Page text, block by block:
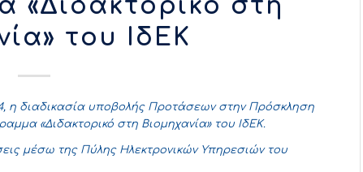
«Διδακτορικό στη
του ΙδΕΚ
η διαδικασία υποβολής Προτάσεων στην Πρόσκληση
«Διδακτορικό στη Βιομηχανία» του ΙδΕΚ.
μέσω της Πύλης Ηλεκτρονικών Υπηρεσιών του